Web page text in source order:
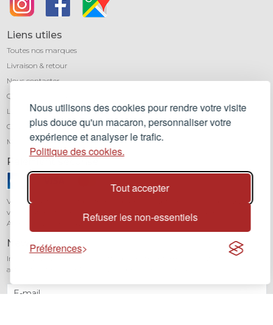
Nous utilisons des cookies pour rendre votre visite
plus douce qu'un macaron, personnaliser votre
expérience et analyser le trafic.
Politique des cookies.
Tout accepter
Refuser les non-essentiels
Préférences
Liens utiles
Toutes nos marques
Livraison & retour
Nous contacter
Qui sommes-nous ?
Léa mundis, le blog
CGV
Mentions légales
Paiement sécurisé
Vos transactions sont protégées grâce au cryptage SSL. Vous pouvez régler
vos achats en toute confiance par carte bancaire (Visa, Mastercard,
American Express) avec notre partenaire Stripe.
Newsletter
Inscrivez-vous à notre newsletter pour être informé de toutes nos
actualités et recevoir 10% sur votre première commande.